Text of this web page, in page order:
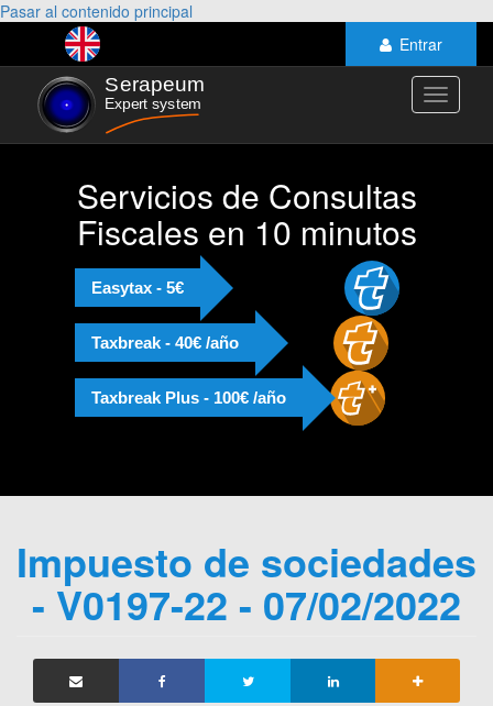
Pasar al contenido principal
Entrar
Toggle
Servicios de Consultas
Fiscales en 10 minutos
Easytax - 5€
Taxbreak - 40€ /año
Taxbreak Plus - 100€ /año
Impuesto de sociedades
- V0197-22 - 07/02/2022